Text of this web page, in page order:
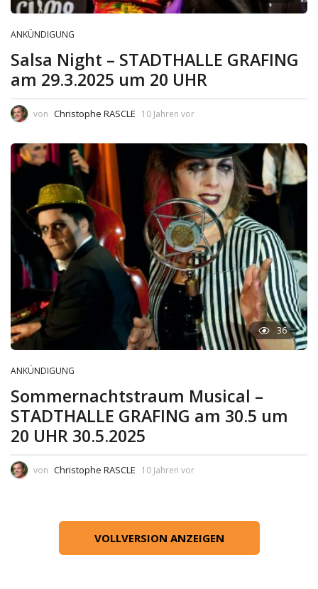
ANKÜNDIGUNG
Salsa Night – STADTHALLE GRAFING
am 29.3.2025 um 20 UHR
von Christophe RASCLE 10 Jahren vor
36
ANKÜNDIGUNG
Sommernachtstraum Musical –
STADTHALLE GRAFING am 30.5 um
20 UHR 30.5.2025
von Christophe RASCLE 10 Jahren vor
VOLLVERSION ANZEIGEN